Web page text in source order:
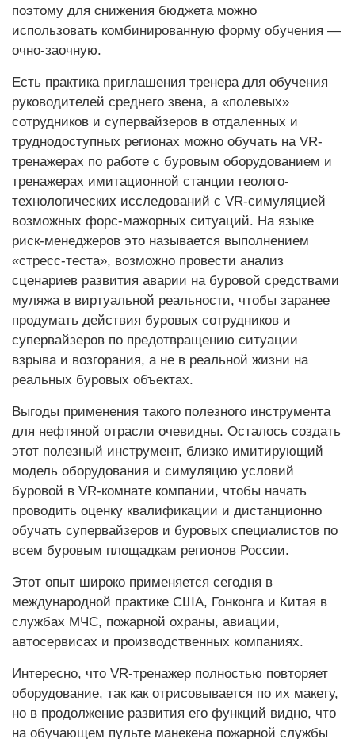
поэтому для снижения бюджета можно
использовать комбинированную форму обучения —
очно-заочную.
Есть практика приглашения тренера для обучения
руководителей среднего звена, а «полевых»
сотрудников и супервайзеров в отдаленных и
труднодоступных регионах можно обучать на VR-
тренажерах по работе с буровым оборудованием и
тренажерах имитационной станции геолого-
технологических исследований с VR-симуляцией
возможных форс-мажорных ситуаций. На языке
риск-менеджеров это называется выполнением
«стресс-теста», возможно провести анализ
сценариев развития аварии на буровой средствами
муляжа в виртуальной реальности, чтобы заранее
продумать действия буровых сотрудников и
супервайзеров по предотвращению ситуации
взрыва и возгорания, а не в реальной жизни на
реальных буровых объектах.
Выгоды применения такого полезного инструмента
для нефтяной отрасли очевидны. Осталось создать
этот полезный инструмент, близко имитирующий
модель оборудования и симуляцию условий
буровой в VR-комнате компании, чтобы начать
проводить оценку квалификации и дистанционно
обучать супервайзеров и буровых специалистов по
всем буровым площадкам регионов России.
Этот опыт широко применяется сегодня в
международной практике США, Гонконга и Китая в
службах МЧС, пожарной охраны, авиации,
автосервисах и производственных компаниях.
Интересно, что VR-тренажер полностью повторяет
оборудование, так как отрисовывается по их макету,
но в продолжение развития его функций видно, что
на обучающем пульте манекена пожарной службы